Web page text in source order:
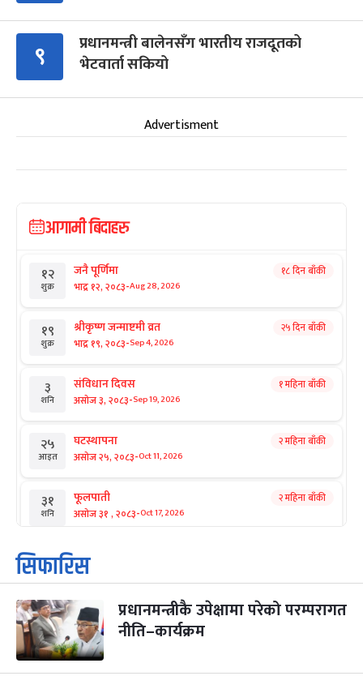
९
प्रधानमन्त्री बालेनसँग भारतीय राजदूतको
भेटवार्ता सकियो
Advertisment
आगामी बिदाहरु
१२
शुक्र
जनै पूर्णिमा
भाद्र १२, २०८३-Aug 28, 2026
१८ दिन बाँकी
१९
शुक्र
श्रीकृष्ण जन्माष्टमी व्रत
भाद्र १९, २०८३-Sep 4, 2026
२५ दिन बाँकी
३
शनि
संविधान दिवस
असोज ३, २०८३-Sep 19, 2026
१ महिना बाँकी
२५
आइत
घटस्थापना
असोज २५, २०८३-Oct 11, 2026
२ महिना बाँकी
३१
शनि
फूलपाती
असोज ३१ , २०८३-Oct 17, 2026
२ महिना बाँकी
१
आइत
कार्तिक सङ्क्रान्ति
कार्तिक १, २०८३
३
मंगल
महानवमी
कार्तिक ३, २०८३-Oct 20, 2026
२ महिना बाँकी
४
सिफारिस
प्रधानमन्त्रीकै उपेक्षामा परेको परम्परागत
नीति–कार्यक्रम